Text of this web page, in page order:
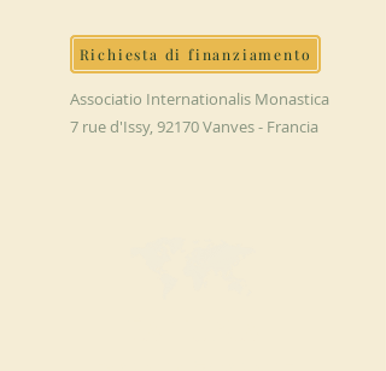
Richiesta di finanziamento
Associatio Internationalis Monastica
7 rue d'Issy, 92170 Vanves - Francia